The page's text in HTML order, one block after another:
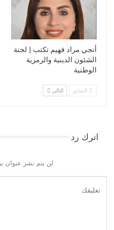
أنجي مراد فهيم تكتب | لجنة
الشئون الدينية والرمزية
الوطنية
السابق التالي
اترك رد
لن يتم نشر عنوان